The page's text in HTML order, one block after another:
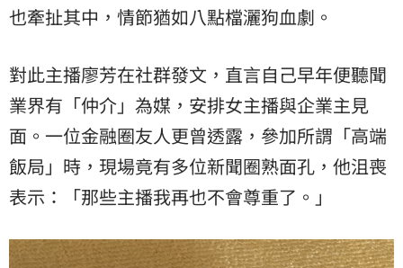
也牽扯其中，情節猶如八點檔灑狗血劇。
對此主播廖芳在社群發文，直言自己早年便聽聞
業界有「仲介」為媒，安排女主播與企業主見
面。一位金融圈友人更曾透露，參加所謂「高端
飯局」時，現場竟有多位新聞圈熟面孔，他沮喪
表示：「那些主播我再也不會尊重了。」